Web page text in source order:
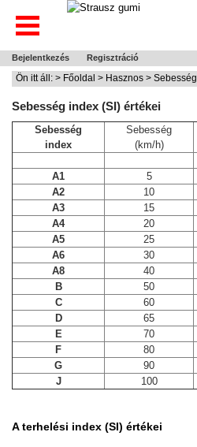
Bejelentkezés Regisztráció
Ön itt áll: > Főoldal > Hasznos >
Sebesség index (SI) értékei
Sebesség
index
Sebesség
(km/h)
A1 5
A2
10
A3
15
A4
20
A5
25
A6
30
A8
40
B
50
C
60
D
65
E
70
F
80
G
90
J
100
A terhelési index (SI) értékei